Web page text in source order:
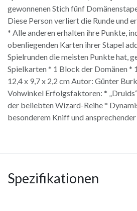
gewonnenen Stich fünf
Diese Person verliert die Runde und
* Alle anderen erhalten ihre Punkte,
obenliegenden Karten ihrer Stapel
Spielrunden die meisten Punkte hat,
Spielkarten * 1 Block der Domänen *
12,4 x 9,7 x 2,2 cm Autor: Günter
Vohwinkel Erfolgsfaktoren: *
der beliebten Wizard-Reihe *
besonderem Kniff und
Spezifikationen